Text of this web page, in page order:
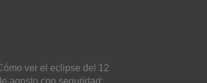
ver el eclipse del 12
agosto con seguridad: